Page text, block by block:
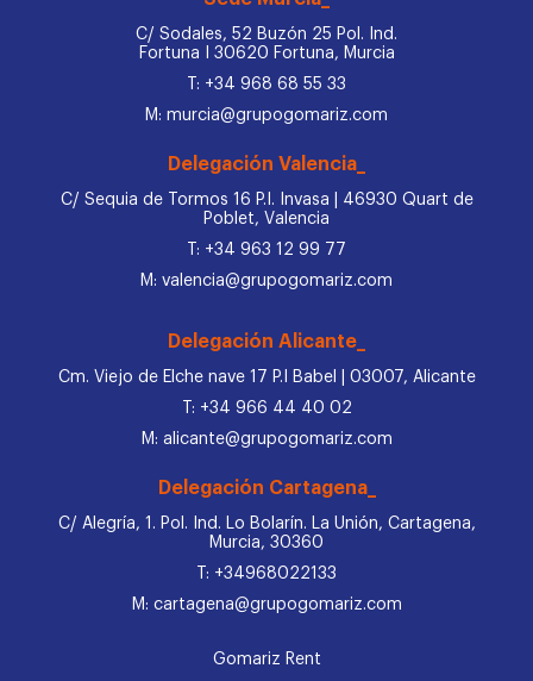
C/ Sodales, 52 Buzón 25 Pol. Ind.
Fortuna I 30620 Fortuna, Murcia
T: +34 968 68 55 33
M: murcia@grupogomariz.com
Delegación Valencia_
C/ Sequia de Tormos 16 P.I. Invasa | 46930 Quart de
Poblet, Valencia
T: +34 963 12 99 77
M: valencia@grupogomariz.com
Delegación Alicante_
Cm. Viejo de Elche nave 17 P.I Babel | 03007, Alicante
T: +34 966 44 40 02
M: alicante@grupogomariz.com
Delegación Cartagena_
C/ Alegría, 1. Pol. Ind. Lo Bolarín. La Unión, Cartagena,
Murcia, 30360
T: +34968022133
M: cartagena@grupogomariz.com
Gomariz Rent